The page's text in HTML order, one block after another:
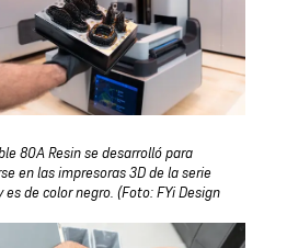
80A Resin se desarrolló para
en las impresoras 3D de la serie
es de color negro. (Foto: FYi Design